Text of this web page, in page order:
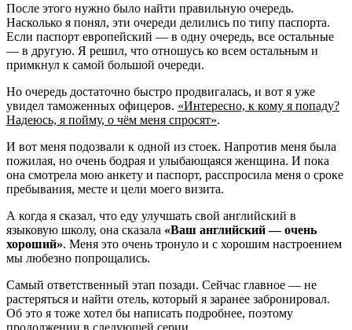
После этого нужно было найти правильную очередь.
Насколько я понял, эти очереди делились по типу паспорта.
Если паспорт европейский — в одну очередь, все остальные
— в другую. Я решил, что отношусь ко всем остальным и
примкнул к самой большой очереди.
Но очередь достаточно быстро продвигалась, и вот я уже
увидел таможенных офицеров. «Интересно, к кому я попаду?
Надеюсь, я пойму, о чём меня спросят».
И вот меня подозвали к одной из стоек. Напротив меня была
пожилая, но очень бодрая и улыбающаяся женщина. И пока
она смотрела мою анкету и паспорт, расспросила меня о сроке
пребывания, месте и цели моего визита.
А когда я сказал, что еду улучшать свой английский в
языковую школу, она сказала «Ваш английский — очень
хороший». Меня это очень тронуло и с хорошим настроением
мы любезно попрощались.
Самый ответственный этап позади. Сейчас главное — не
растеряться и найти отель, который я заранее забронировал.
Об это я тоже хотел бы написать подробнее, поэтому
продолжении в следующей серии.